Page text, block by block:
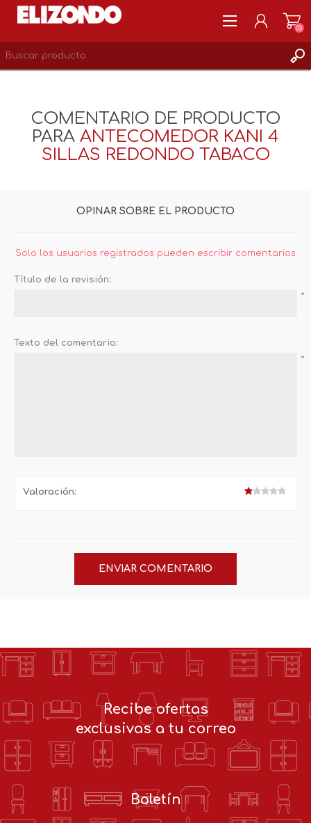
LISTA DE DESEOS
(0)
COMENTARIO DE PRODUCTO
PARA ANTECOMEDOR KANI 4
SILLAS REDONDO TABACO
OPINAR SOBRE EL PRODUCTO
Solo los usuarios registrados pueden escribir comentarios
Título de la revisión:
*
Texto del comentario:
*
Valoración:
Recibe ofertas
exclusivas a tu correo
Boletín